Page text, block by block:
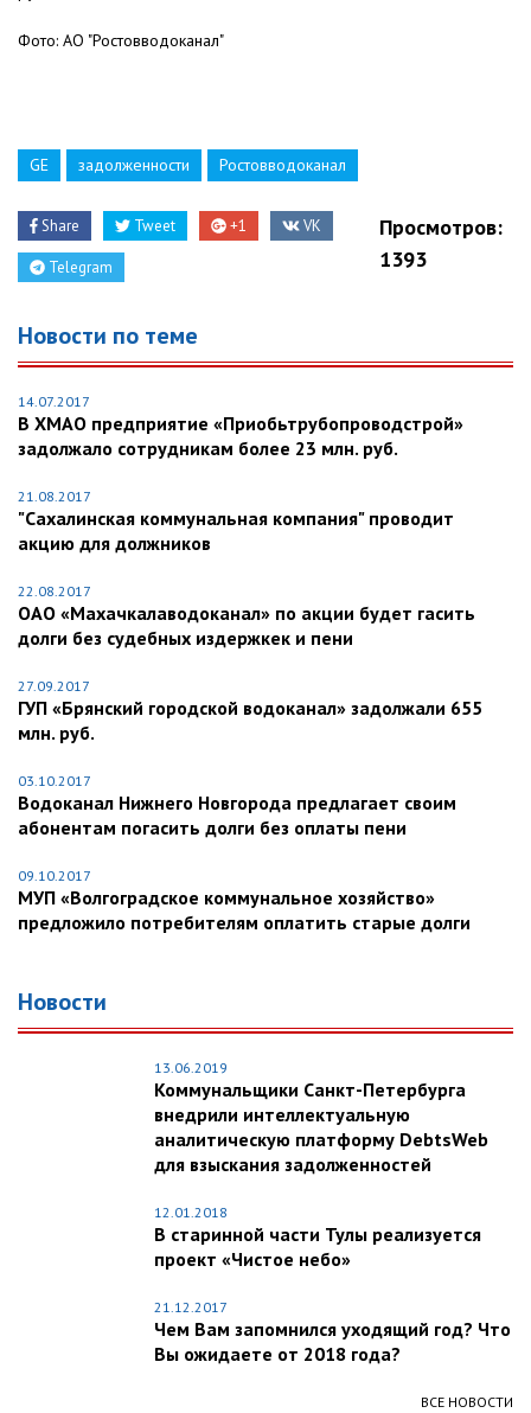
Фото: АО "Ростовводоканал"
GE задолженности Ростовводоканал
Share Tweet +1 VK
Telegram
Просмотров:
1393
Новости по теме
14.07.2017
В ХМАО предприятие «Приобьтрубопроводстрой»
задолжало сотрудникам более 23 млн. руб.
21.08.2017
"Сахалинская коммунальная компания" проводит
акцию для должников
22.08.2017
ОАО «Махачкалаводоканал» по акции будет гасить
долги без судебных издержкек и пени
27.09.2017
ГУП «Брянский городской водоканал» задолжали 655
млн. руб.
03.10.2017
Водоканал Нижнего Новгорода предлагает своим
абонентам погасить долги без оплаты пени
09.10.2017
МУП «Волгоградское коммунальное хозяйство»
предложило потребителям оплатить старые долги
Новости
13.06.2019
Коммунальщики Санкт-Петербурга
внедрили интеллектуальную
аналитическую платформу DebtsWeb
для взыскания задолженностей
12.01.2018
В старинной части Тулы реализуется
проект «Чистое небо»
21.12.2017
Чем Вам запомнился уходящий год? Что
Вы ожидаете от 2018 года?
ВСЕ НОВОСТИ